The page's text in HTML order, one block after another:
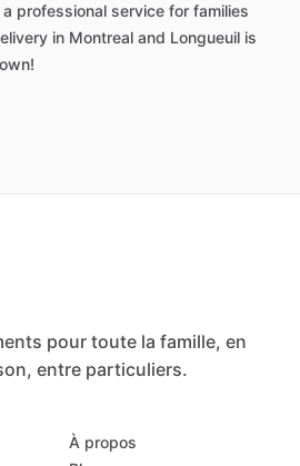
a professional service for families
in Montreal and Longueuil is
pour toute la famille, en
entre particuliers.
À propos